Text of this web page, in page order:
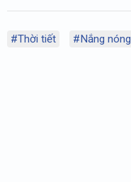
#Thời tiết #Nắng nóng